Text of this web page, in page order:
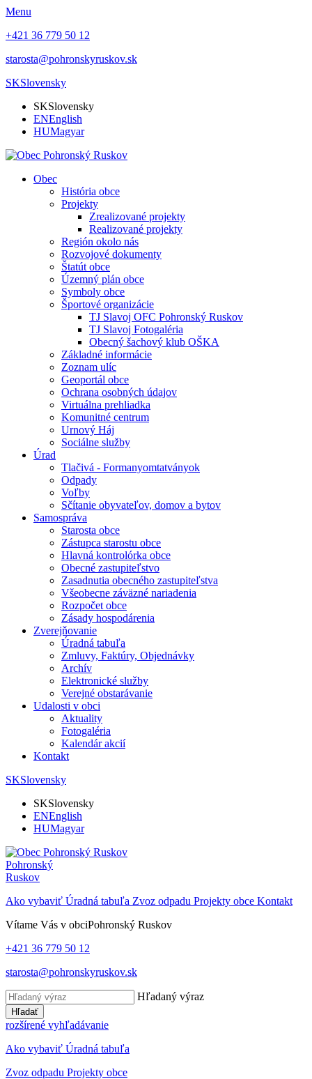
Menu
+421 36 779 50 12
starosta@pohronskyruskov.sk
SKSlovensky
SKSlovensky
ENEnglish
HUMagyar
Obec
História obce
Projekty
Zrealizované projekty
Realizované projekty
Región okolo nás
Rozvojové dokumenty
Štatút obce
Územný plán obce
Symboly obce
Športové organizácie
TJ Slavoj OFC Pohronský Ruskov
TJ Slavoj Fotogaléria
Obecný šachový klub OŠKA
Základné informácie
Zoznam ulíc
Geoportál obce
Ochrana osobných údajov
Virtuálna prehliadka
Komunitné centrum
Urnový Háj
Sociálne služby
Úrad
Tlačivá - Formanyomtatványok
Odpady
Voľby
Sčítanie obyvateľov, domov a bytov
Samospráva
Starosta obce
Zástupca starostu obce
Hlavná kontrolórka obce
Obecné zastupiteľstvo
Zasadnutia obecného zastupiteľstva
Všeobecne záväzné nariadenia
Rozpočet obce
Zásady hospodárenia
Zverejňovanie
Úradná tabuľa
Zmluvy, Faktúry, Objednávky
Archív
Elektronické služby
Verejné obstarávanie
Udalosti v obci
Aktuality
Fotogaléria
Kalendár akcií
Kontakt
SKSlovensky
SKSlovensky
ENEnglish
HUMagyar
Pohronský
Ruskov
Ako vybaviť Úradná tabuľa Zvoz odpadu Projekty obce Kontakt
Vítame Vás v obciPohronský Ruskov
+421 36 779 50 12
starosta@pohronskyruskov.sk
Hľadaný výraz
Hľadať
rozšírené vyhľadávanie
Ako vybaviť Úradná tabuľa
Zvoz odpadu Projekty obce